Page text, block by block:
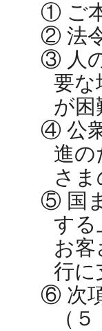
① ご
② 法
③ 人
要な
が困
④ 公
進の
さ
⑤ 国
する
お
行に
⑥ 次
（